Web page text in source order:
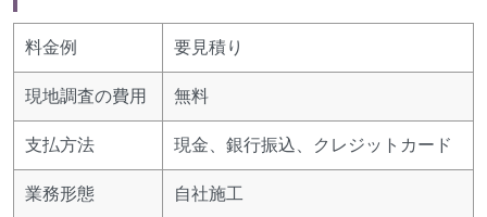
料金例 要見積り
現地調査の費用 無料
支払方法 現金、銀行振込、クレジットカード
業務形態 自社施工